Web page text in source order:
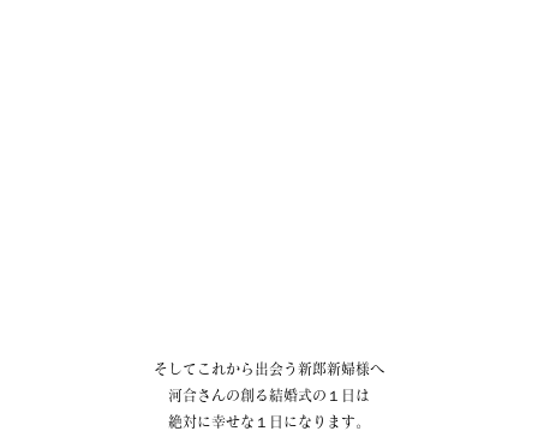
そしてこれから出会う新郎新婦様へ
河合さんの創る結婚式の１日は
絶対に幸せな１日になります。